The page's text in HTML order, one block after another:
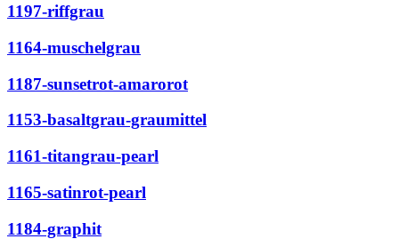
1197-riffgrau
1164-muschelgrau
1187-sunsetrot-amarorot
1153-basaltgrau-graumittel
1161-titangrau-pearl
1165-satinrot-pearl
1184-graphit